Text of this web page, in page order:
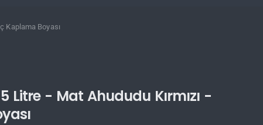
Kaplama Boyası
- Mat Ahududu Kırmızı -